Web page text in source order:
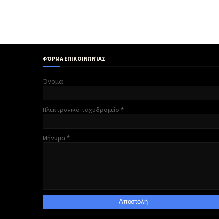
ΦΌΡΜΑ ΕΠΙΚΟΙΝΩΝΊΑΣ
Όνομα
Ηλεκτρονικό ταχυδρομείο *
Μήνυμα *